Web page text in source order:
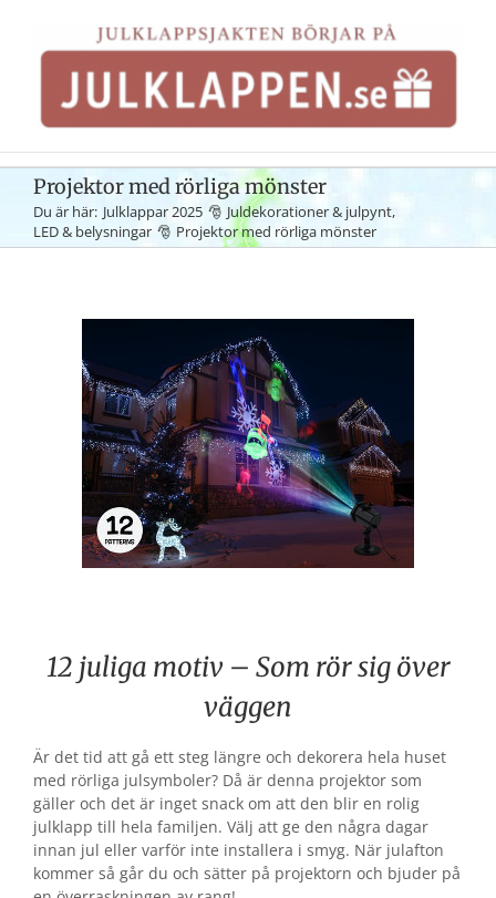
innehållet
Projektor med rörliga mönster
Du är här: Julklappar 2025
Juldekorationer & julpynt
LED & belysningar
Projektor med rörliga mönster
12 juliga motiv – Som rör sig över
väggen
Är det tid att gå ett steg längre och dekorera hela huset
med rörliga julsymboler? Då är denna projektor som
gäller och det är inget snack om att den blir en rolig
julklapp till hela familjen. Välj att ge den några dagar
innan jul eller varför inte installera i smyg. När julafton
kommer så går du och sätter på projektorn och bjuder på